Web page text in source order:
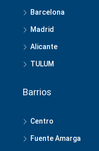
Barcelona
Madrid
Alicante
TULUM
Barrios
Centro
Fuente Amarga